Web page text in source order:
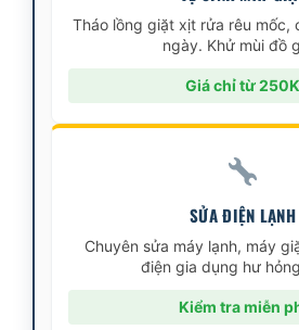
Tháo lồng giặt xịt rửa rêu mốc,
ngày. Khử mùi đồ
Giá chỉ từ 250K
SỬA ĐIỆN LẠNH
Chuyên sửa máy lạnh, máy
điện gia dụng hư
Kiểm tra miễn